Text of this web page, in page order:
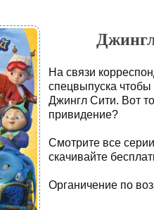
На связи
спецвыпуска
Джингл Сити. Вот
привидение?
Смотрите все
скачивайте
Органичение по